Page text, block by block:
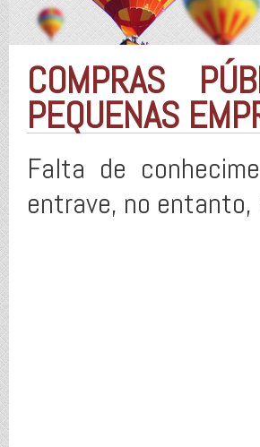
COMPRAS
PEQUENAS
Falta de
entrave, no